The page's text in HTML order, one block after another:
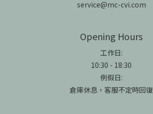
service@mc-cvi.com
Opening Hours
工作日:
10:30 - 18:30
例假日:
倉庫休息，客服不定時回復